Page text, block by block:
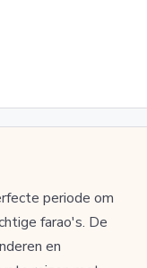
periode om
farao's. De
en